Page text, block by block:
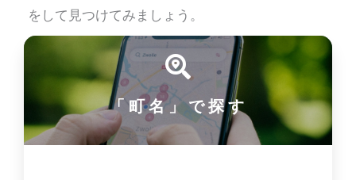
をして見つけてみましょう。
「町名」で探す